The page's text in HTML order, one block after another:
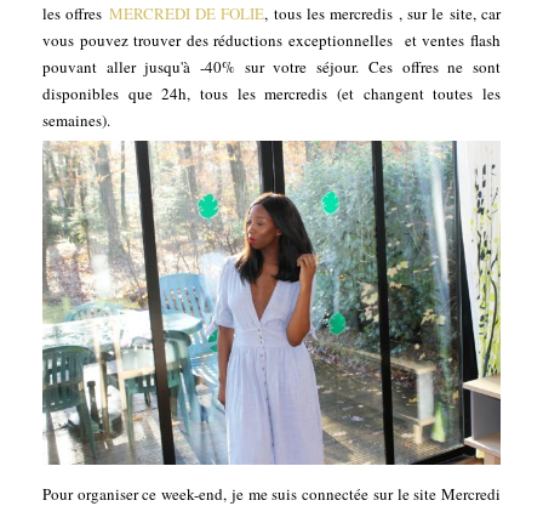
les offres MERCREDI DE FOLIE, tous les mercredis , sur le site, car
vous pouvez trouver des réductions exceptionnelles et ventes flash
pouvant aller jusqu'à -40% sur votre séjour. Ces offres ne sont
disponibles que 24h, tous les mercredis (et changent toutes les
semaines).
Pour organiser ce week-end, je me suis connectée sur le site Mercredi